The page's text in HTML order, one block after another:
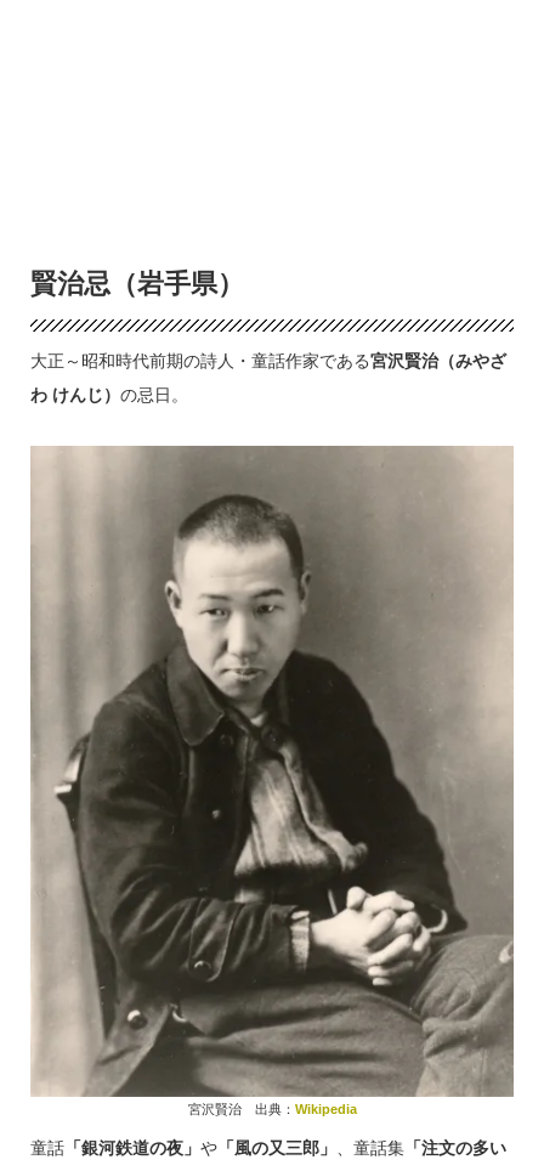
賢治忌（岩手県）
大正～昭和時代前期の詩人・童話作家である宮沢賢治（みやざ
わ けんじ） の忌日。
宮沢賢治 出典： Wikipedia
童話「銀河鉄道の夜」 や「風の又三郎」 、童話集「注文の多い